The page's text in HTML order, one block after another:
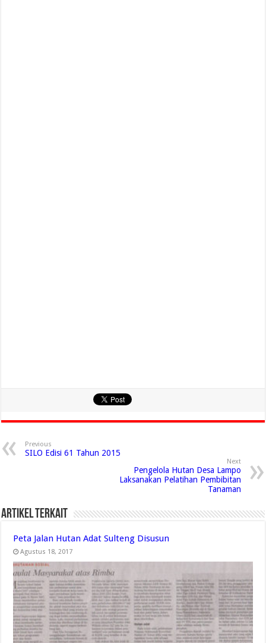
Previous
SILO Edisi 61 Tahun 2015
Next
Pengelola Hutan Desa Lampo
Laksanakan Pelatihan Pembibitan
Tanaman
Artikel Terkait
Peta Jalan Hutan Adat Sulteng Disusun
Agustus 18, 2017